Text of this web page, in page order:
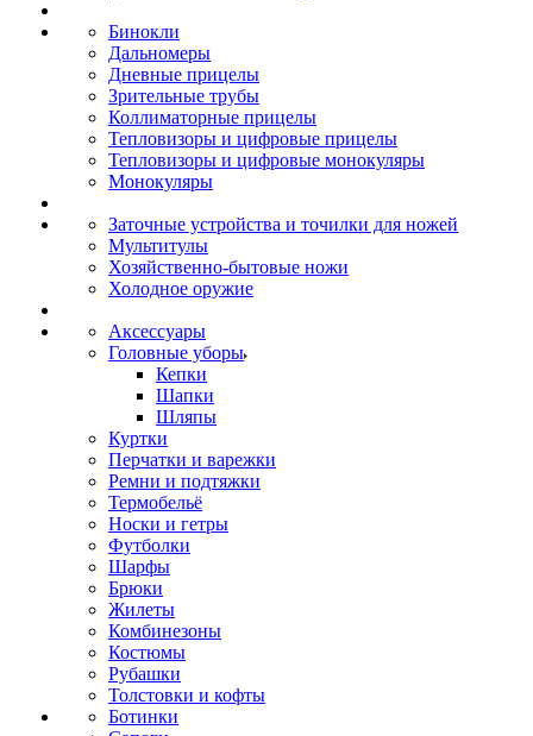
Бинокли
Дальномеры
Дневные прицелы
Зрительные трубы
Коллиматорные прицелы
Тепловизоры и цифровые прицелы
Тепловизоры и цифровые монокуляры
Монокуляры
Заточные устройства и точилки для ножей
Мультитулы
Хозяйственно-бытовые ножи
Холодное оружие
Аксессуары
Головные уборы
Кепки
Шапки
Шляпы
Куртки
Перчатки и варежки
Ремни и подтяжки
Термобельё
Носки и гетры
Футболки
Шарфы
Брюки
Жилеты
Комбинезоны
Костюмы
Рубашки
Толстовки и кофты
Ботинки